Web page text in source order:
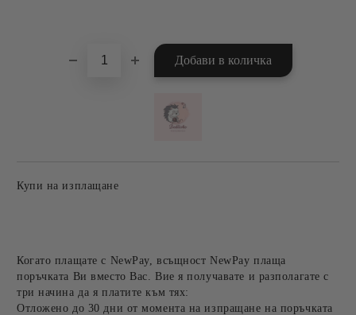
Купи на изплащане
Когато плащате с NewPay, всъщност NewPay плаща
поръчката Ви вместо Вас. Вие я получавате и разполагате с
три начина да я платите към тях:
Отложено до 30 дни от момента на изпращане на поръчката